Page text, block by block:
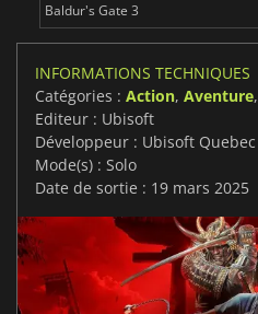
Baldur's Gate 3
INFORMATIONS TECHNIQUES
Catégories : Action, Aventure,
Editeur : Ubisoft
Développeur : Ubisoft Quebec
Mode(s) : Solo
Date de sortie : 19 mars 2025